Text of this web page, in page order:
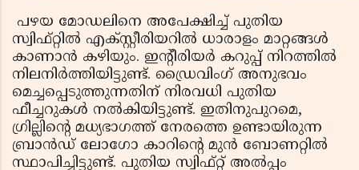
പഴയ മോഡലിനെ അപേക്ഷിച്ച് പുതിയ
സ്വിഫ്റ്റിൽ എക്സ്റ്റീരിയറിൽ ധാരാളം മാറ്റങ്ങൾ
കാണാൻ കഴിയും. ഇൻ്റീരിയർ കറുപ്പ് നിറത്തിൽ
നിലനിർത്തിയിട്ടുണ്ട്. ഡ്രൈവിംഗ് അനുഭവം
മെച്ചപ്പെടുത്തുന്നതിന് നിരവധി പുതിയ
ഫീച്ചറുകൾ നൽകിയിട്ടുണ്ട്. ഇതിനുപുറമെ,
ഗ്രില്ലിൻ്റെ മധ്യഭാഗത്ത് നേരത്തെ ഉണ്ടായിരുന്ന
ബ്രാൻഡ് ലോഗോ കാറിൻ്റെ മുൻ ബോണറ്റിൽ
സ്ഥാപിച്ചിട്ടുണ്ട്. പുതിയ സ്വിഫ്റ്റ് അൽപ്പം